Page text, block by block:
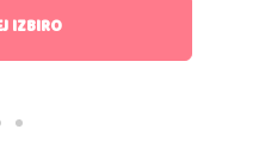
IZBIRO